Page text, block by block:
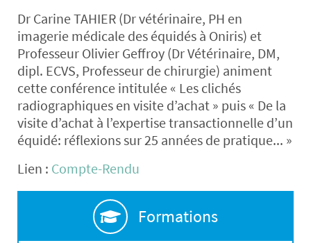
Dr Carine TAHIER (Dr vétérinaire, PH en
imagerie médicale des équidés à Oniris) et
Professeur Olivier Geffroy (Dr Vétérinaire, DM,
dipl. ECVS, Professeur de chirurgie) animent
cette conférence intitulée « Les clichés
radiographiques en visite d’achat » puis « De la
visite d’achat à l’expertise transactionnelle d’un
équidé: réflexions sur 25 années de pratique... »
Lien : Compte-Rendu
Formations